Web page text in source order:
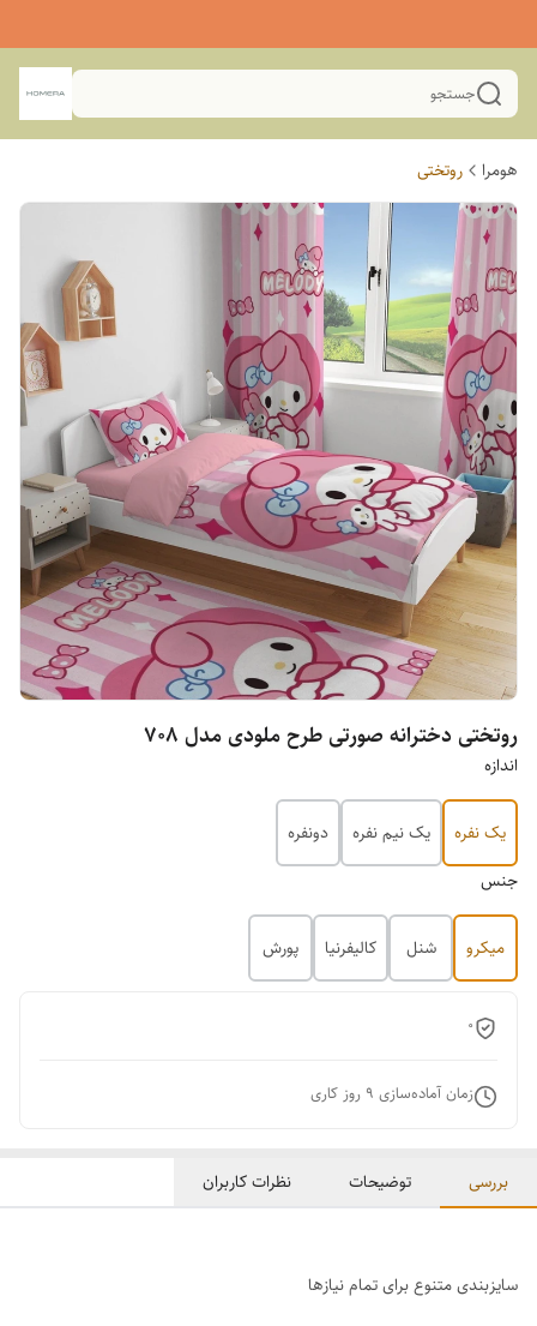
جستجو
هومرا روتختی
روتختی دخترانه صورتی طرح ملودی مدل ۷۰۸
اندازه
یک نفره یک نیم نفره
دونفره
جنس
میکرو شنل کالیفرنیا پورش
0
زمان آماده‌سازی 9 روز کاری
بررسی توضیحات نظرات کاربران
سایزبندی متنوع برای تمام نیازها